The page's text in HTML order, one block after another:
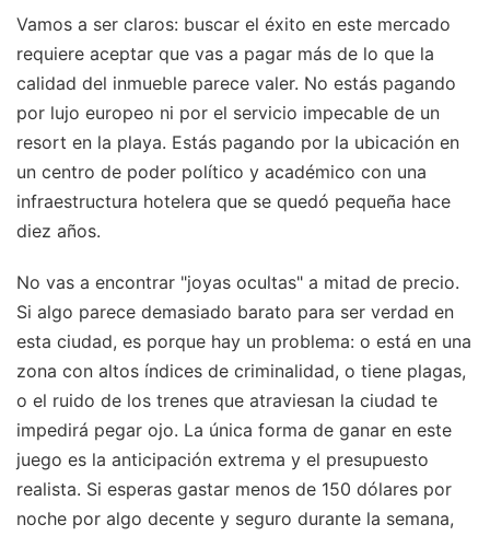
Vamos a ser claros: buscar el éxito en este mercado
requiere aceptar que vas a pagar más de lo que la
calidad del inmueble parece valer. No estás pagando
por lujo europeo ni por el servicio impecable de un
resort en la playa. Estás pagando por la ubicación en
un centro de poder político y académico con una
infraestructura hotelera que se quedó pequeña hace
diez años.
No vas a encontrar "joyas ocultas" a mitad de precio.
Si algo parece demasiado barato para ser verdad en
esta ciudad, es porque hay un problema: o está en una
zona con altos índices de criminalidad, o tiene plagas,
o el ruido de los trenes que atraviesan la ciudad te
impedirá pegar ojo. La única forma de ganar en este
juego es la anticipación extrema y el presupuesto
realista. Si esperas gastar menos de 150 dólares por
noche por algo decente y seguro durante la semana,